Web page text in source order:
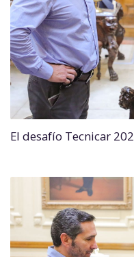
El desafío Tecnicar